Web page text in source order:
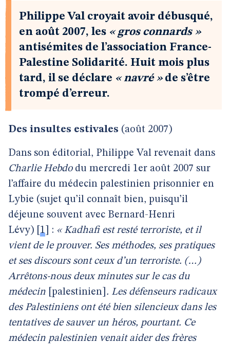
Philippe Val croyait avoir débusqué,
en août 2007, les « gros connards »
antisémites de l’association France-
Palestine Solidarité. Huit mois plus
tard, il se déclare « navré »de s’être
trompé d’erreur.
Des insultes estivales (août 2007)
Dans son éditorial, Philippe Val revenait dans
Charlie Hebdodu mercredi 1er août 2007 sur
l’affaire du médecin palestinien prisonnier en
Lybie (sujet qu’il connaît bien, puisqu’il
déjeune souvent avec Bernard-Henri
Lévy) 1 : « Kadhafi est resté terroriste, et il
vient de le prouver. Ses méthodes, ses pratiques
et ses discours sont ceux d’un terroriste. (…)
Arrêtons-nous deux minutes sur le cas du
médecin [palestinien] . Les défenseurs radicaux
des Palestiniens ont été bien silencieux dans les
tentatives de sauver un héros, pourtant. Ce
médecin palestinien venait aider des frères